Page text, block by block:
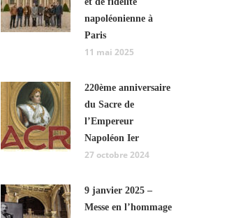
napoléonienne à
Paris
11 mai 2025
220ème anniversaire
du Sacre de
l’Empereur
Napoléon Ier
27 octobre 2024
9 janvier 2025 –
Messe en l’hommage